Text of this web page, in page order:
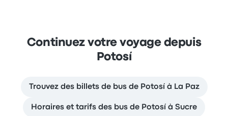
Continuez votre voyage depuis
Potosí
Trouvez des billets de bus de Potosí à La Paz
Horaires et tarifs des bus de Potosí à Sucre